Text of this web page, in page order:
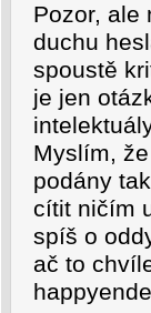
Pozor, ale
duchu
spoustě
je jen
Myslím,
podány
cítit ničím
spíš o
ač to